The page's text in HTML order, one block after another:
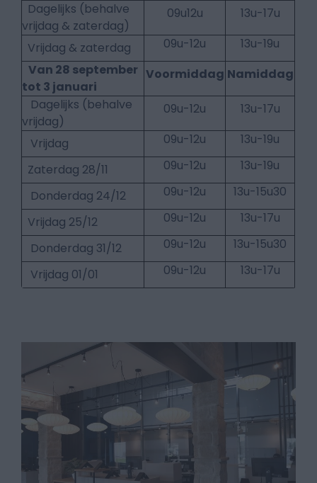
Dagelijks (behalve
vrijdag & zaterdag)
09u12u 13u-17u
Vrijdag & zaterdag 09u-12u
13u-19u
Van 28 september
tot 3 januari
Voormiddag Namiddag
Dagelijks (behalve
vrijdag)
09u-12u 13u-17u
Vrijdag 09u-12u
13u-19u
Zaterdag 28/11
09u-12u
13u-19u
Donderdag 24/12
09u-12u
13u-15u30
Vrijdag 25/12
09u-12u
13u-17u
Donderdag 31/12
09u-12u
13u-15u30
Vrijdag 01/01
09u-12u 13u-17u